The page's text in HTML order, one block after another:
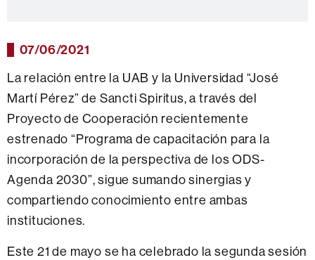
07/06/2021
La relación entre la UAB y la Universidad “José
Martí Pérez” de Sancti Spiritus, a través del
Proyecto de Cooperación recientemente
estrenado “Programa de capacitación para la
incorporación de la perspectiva de los ODS-
Agenda 2030”, sigue sumando sinergias y
compartiendo conocimiento entre ambas
instituciones.
Este 21 de mayo se ha celebrado la segunda sesión